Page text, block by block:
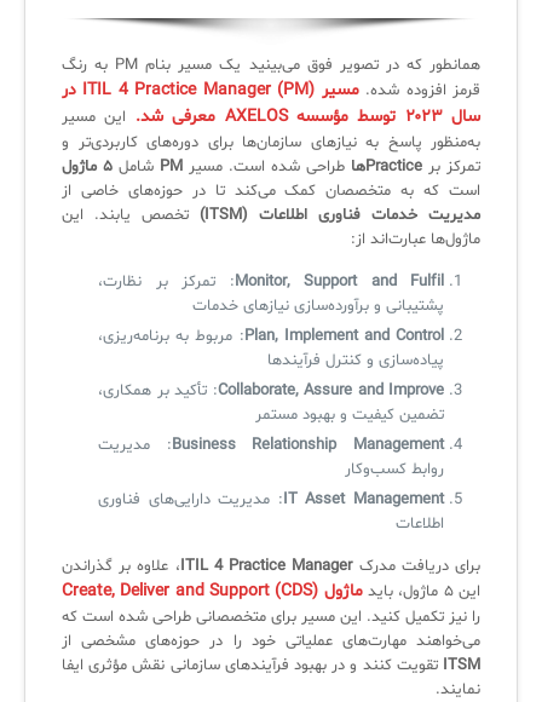
همانطور که در تصویر فوق می‌بینید یک مسیر بنام PM به رنگ
قرمز افزوده شده.
مسیر ITIL 4 Practice Manager (PM) در
سال ۲۰۲۳ توسط مؤسسه AXELOS معرفی شد.
این مسیر
به‌منظور پاسخ به نیازهای سازمان‌ها برای دوره‌های کاربردی‌تر و
تمرکز بر Practiceها طراحی شده است. مسیر PM شامل ۵ ماژول
است که به متخصصان کمک می‌کند تا در حوزه‌های خاصی از
مدیریت خدمات فناوری اطلاعات (ITSM)
تخصص یابند. این
ماژول‌ها عبارت‌اند از:
Monitor, Support and Fulfil: تمرکز بر نظارت،
پشتیبانی و برآورده‌سازی نیازهای خدمات
Plan, Implement and Control: مربوط به برنامه‌ریزی،
پیاده‌سازی و کنترل فرآیندها
Collaborate, Assure and Improve: تأکید بر همکاری،
تضمین کیفیت و بهبود مستمر
Business Relationship Management: مدیریت
روابط کسب‌وکار
IT Asset Management: مدیریت دارایی‌های فناوری
اطلاعات
برای دریافت مدرکITIL 4 Practice Manager، علاوه بر گذراندن
این ۵ ماژول، باید
ماژول Create, Deliver and Support (CDS)
را نیز تکمیل کنید. این مسیر برای متخصصانی طراحی شده است که
می‌خواهند مهارت‌های عملیاتی خود را در حوزه‌های مشخصی از
ITSM تقویت کنند و در بهبود فرآیندهای سازمانی نقش مؤثری ایفا
نمایند.